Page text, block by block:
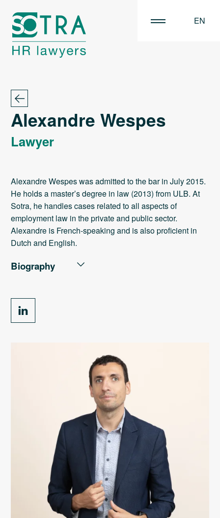
EN
Alexandre Wespes
Lawyer
Alexandre Wespes was admitted to the bar in July 2015.
He holds a master’s degree in law (2013) from ULB. At
Sotra, he handles cases related to all aspects of
employment law in the private and public sector.
Alexandre is French-speaking and is also proficient in
Dutch and English.
Biography
HELB : invited professor, employment law and social
ACADEMIC BACKGROUND
PMR Europe : Social law-oriented mediator training
Avocat.be : Mediator training (2022)
ULB : Master degree in Law (2013, cum laude)